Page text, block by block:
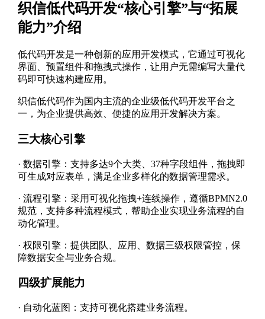
织信低代码开发“核心引擎”与“拓展
能力”介绍
低代码开发是一种创新的应用开发模式，它通过可视化
界面、预置组件和拖拽式操作，让用户无需编写大量代
码即可快速构建应用。
织信低代码作为国内主流的企业级低代码开发平台之
一，为企业提供高效、便捷的应用开发解决方案。
三大核心引擎
· 数据引擎：支持多达9个大类、37种字段组件，拖拽即
可生成对应表单，满足企业多样化的数据管理需求。
· 流程引擎：采用可视化拖拽+连线操作，遵循BPMN2.0
规范，支持多种流程模式，帮助企业实现业务流程的自
动化管理。
· 权限引擎：提供团队、应用、数据三级权限管控，保
障数据安全与业务合规。
四级扩展能力
· 自动化蓝图：支持可视化搭建业务流程。